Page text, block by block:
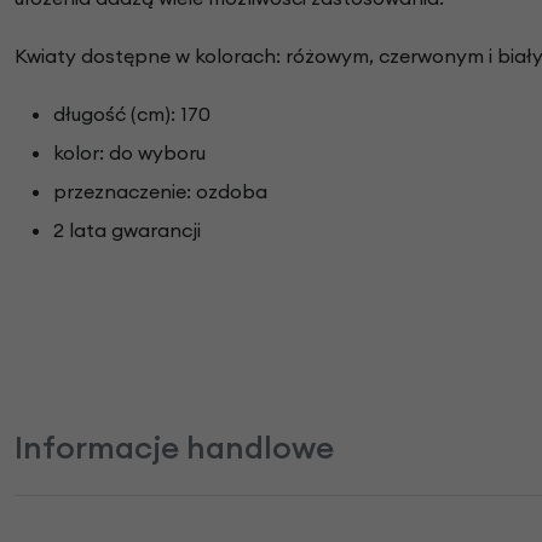
Kwiaty dostępne w kolorach: różowym, czerwonym i
długość (cm): 170
kolor: do wyboru
przeznaczenie: ozdoba
2 lata gwarancji
Informacje handlowe